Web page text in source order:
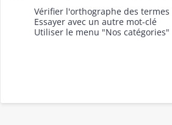
Vérifier l'orthographe des termes
Essayer avec un autre mot-clé
Utiliser le menu "Nos catégories"